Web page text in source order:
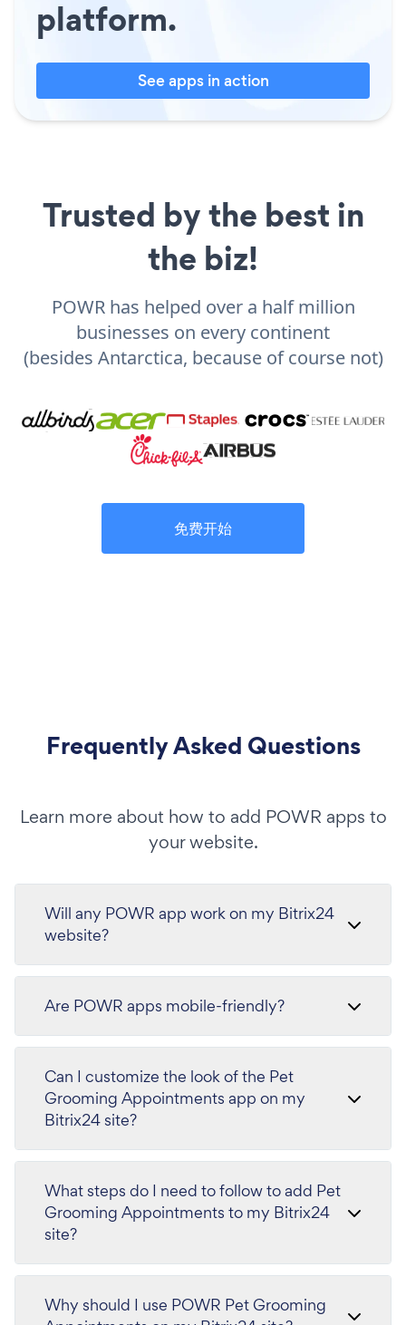
platform.
See apps in action
Trusted by the best in
the biz!
POWR has helped over a half million
businesses on every continent
(besides Antarctica, because of course not)
免费开始
Frequently Asked Questions
Learn more about how to add POWR apps to
your website.
Will any POWR app work on my Bitrix24
website?
Are POWR apps mobile-friendly?
Can I customize the look of the Pet
Grooming Appointments app on my
Bitrix24 site?
What steps do I need to follow to add Pet
Grooming Appointments to my Bitrix24
site?
Why should I use POWR Pet Grooming